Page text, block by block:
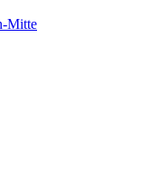
Mitte